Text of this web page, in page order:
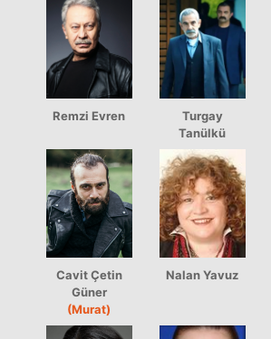
Remzi Evren
Turgay
Tanülkü
Cavit Çetin
Güner
(Murat)
Nalan Yavuz